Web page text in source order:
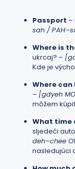
Passport –
sah /
Where is
ukrcaj? –
Kde je
Where
– [gdyeh
môžem
What time
sljedeći
deh–chee
nasledujúci